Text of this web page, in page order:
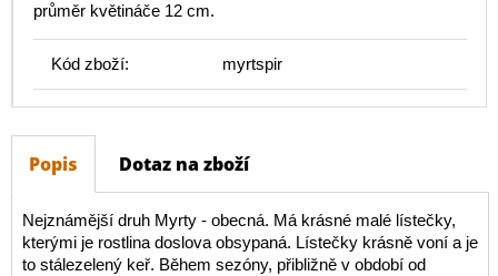
průměr květináče 12 cm.
Kód zboží: myrtspir
Popis Dotaz na zboží
Nejznámější druh Myrty - obecná. Má krásné malé lístečky,
kterými je rostlina doslova obsypaná. Lístečky krásně voní a je
to stálezelený keř. Během sezóny, přibližně v období od